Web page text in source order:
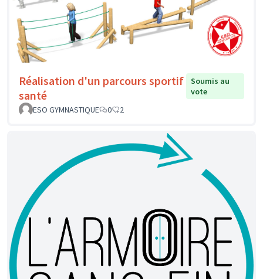
Réalisation d'un parcours sportif
santé
Soumis au
vote
ESO GYMNASTIQUE
0 2